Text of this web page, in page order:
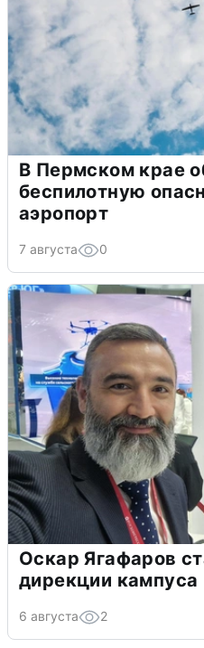
В Пермском крае
беспилотную
аэропорт
7 августа 0
Оскар Ягафаров
дирекции
6 августа 2